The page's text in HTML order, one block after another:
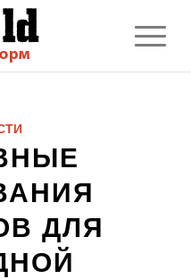
ДЛЯ